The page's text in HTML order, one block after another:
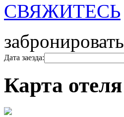
СВЯЖИТЕСЬ
забронировать
Дата заезда:
Карта отеля